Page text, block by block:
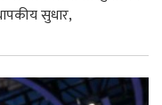
सुधार,